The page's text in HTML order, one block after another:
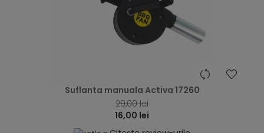
Suflanta manuala Activa 17260
29,00 lei
16,00 lei